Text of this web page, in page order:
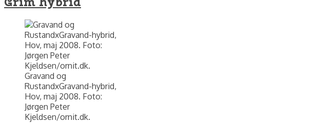
Gravand og
RustandxGravand-hybrid,
Hov, maj 2008. Foto:
Jørgen Peter
Kjeldsen/ornit.dk.